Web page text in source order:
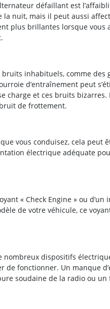
défaillant est
nuit, mais il peut aussi
plus brillantes lorsque
inhabituels, comme des
d’entraînement peut
charge et ces bruits
de frottement.
vous conduisez, cela peut
électrique adéquate
« Check Engine » ou
de votre véhicule, ce
nombreux dispositifs
de fonctionner. Un manque
soudaine de la radio ou